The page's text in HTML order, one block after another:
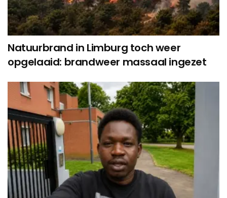
Natuurbrand in Limburg toch weer
opgelaaid: brandweer massaal ingezet